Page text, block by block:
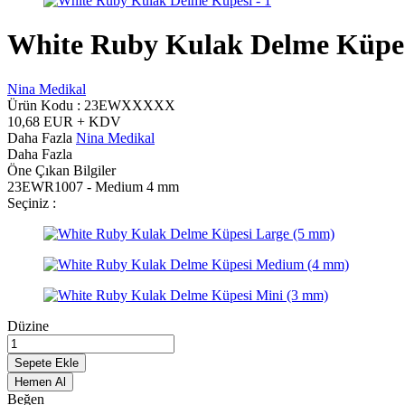
White Ruby Kulak Delme
Nina Medikal
Ürün Kodu : 23EWXXXXX
10,68 EUR + KDV
Daha Fazla Nina Medikal
Daha Fazla
Öne Çıkan Bilgiler
23EWR1007 - Medium 4 mm
Seçiniz :
Düzine
Sepete Ekle
Hemen Al
Beğen